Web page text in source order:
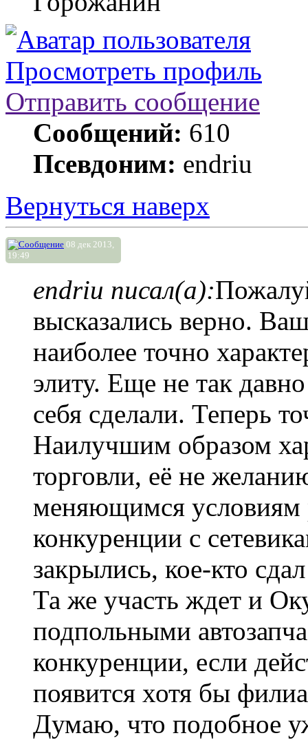
Просмотреть профиль
Отправить сообщение
Сообщений: 610
Псевдоним: endriu
Вернуться наверх
08 дек 2013,
19:49
endriu писал(а):
высказались верно.
наиболее точно
элиту. Еще не так
себя сделали. Теперь
Наилучшим образом
торговли, её не
меняющимся условиям
конкуренции с
закрылись, кое-кто
Та же участь ждет и
подпольными
конкуренции, если
появится хотя бы
Думаю, что подобное